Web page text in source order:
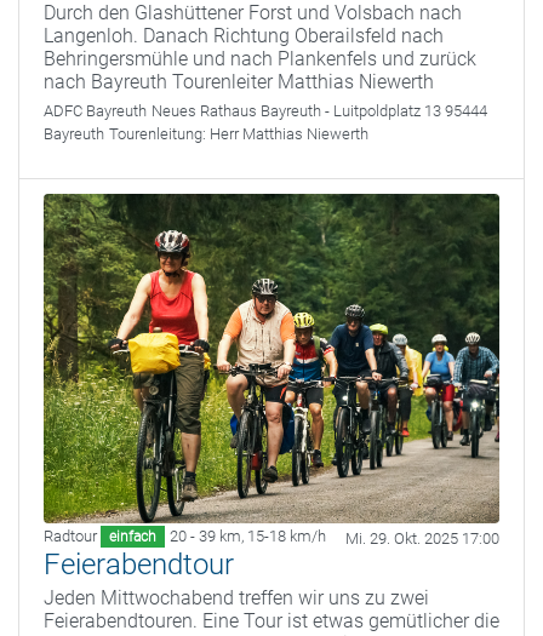
Durch den Glashüttener Forst und Volsbach nach
Langenloh. Danach Richtung Oberailsfeld nach
Behringersmühle und nach Plankenfels und zurück
nach Bayreuth Tourenleiter Matthias Niewerth
ADFC Bayreuth Neues Rathaus Bayreuth - Luitpoldplatz 13 95444
Bayreuth Tourenleitung: Herr Matthias Niewerth
Radtour einfach 20 - 39 km, 15-18 km/h Mi. 29. Okt. 2025 17:00
Feierabendtour
Jeden Mittwochabend treffen wir uns zu zwei
Feierabendtouren. Eine Tour ist etwas gemütlicher die